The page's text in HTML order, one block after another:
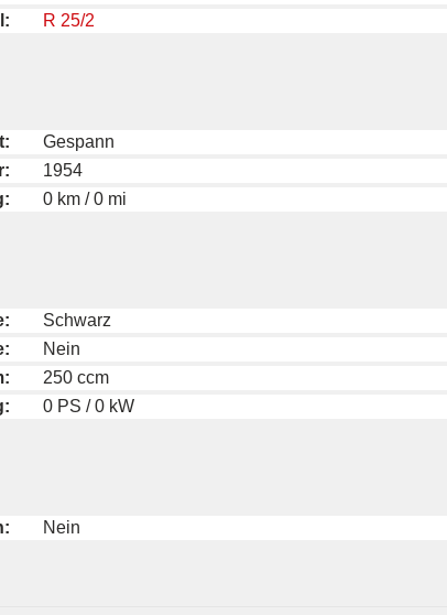
R 25/2
Gespann
1954
0 km / 0 mi
Schwarz
Nein
250 ccm
0 PS / 0 kW
Nein